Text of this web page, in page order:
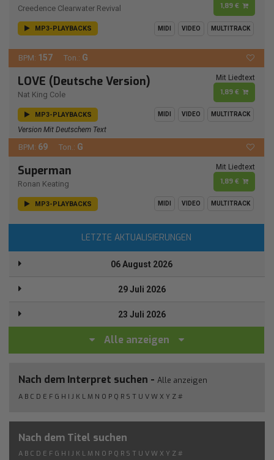
Creedence Clearwater Revival 1,89 €
MP3-PLAYBACKS MIDI VIDEO MULTITRACK
BPM: 157 Ton.: G
LOVE (Deutsche Version)
Nat King Cole
Mit Liedtext
1,89 €
MP3-PLAYBACKS MIDI VIDEO MULTITRACK
Version Mit Deutschem Text
BPM: 69 Ton.: G
Superman
Ronan Keating
Mit Liedtext
1,89 €
MP3-PLAYBACKS MIDI VIDEO MULTITRACK
LETZTE AKTUALISIERUNGEN
06 August 2026
29 Juli 2026
23 Juli 2026
Alle anzeigen
Nach dem Interpret suchen - Alle anzeigen
A B C D E F G H I J K L M N O P Q R S T U V W X Y Z #
Nach dem Titel suchen
A B C D E F G H I J K L M N O P Q R S T U V W X Y Z #